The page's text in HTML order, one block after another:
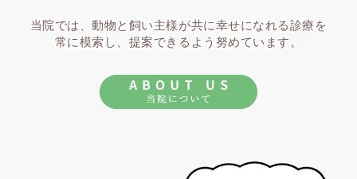
当院では、動物と飼い主様が共に幸せになれる診療を
常に模索し、提案できるよう努めています。